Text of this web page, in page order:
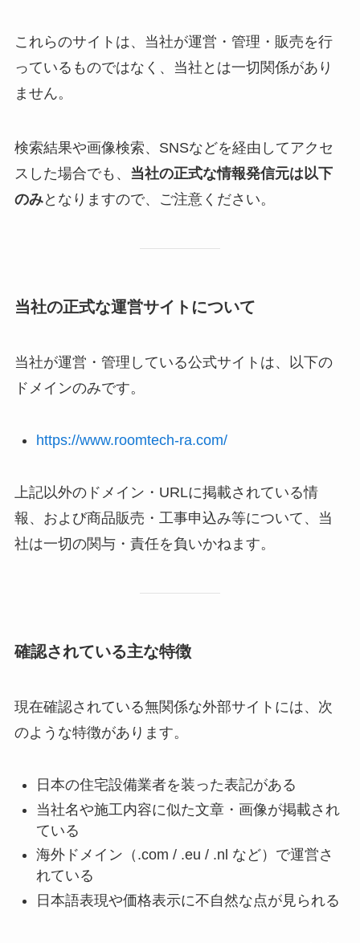
これらのサイトは、当社が運営・管理・販売を行
っているものではなく、当社とは一切関係があり
ません。
検索結果や画像検索、SNSなどを経由してアクセ
スした場合でも、 当社の正式な情報発信元は以下
のみとなりますので、ご注意ください。
当社の正式な運営サイトについて
当社が運営・管理している公式サイトは、以下の
ドメインのみです。
https://www.roomtech-ra.com/
上記以外のドメイン・URLに掲載されている情
報、および商品販売・工事申込み等について、当
社は一切の関与・責任を負いかねます。
確認されている主な特徴
現在確認されている無関係な外部サイトには、次
のような特徴があります。
日本の住宅設備業者を装った表記がある
当社名や施工内容に似た文章・画像が掲載され
ている
海外ドメイン（.com / .eu / .nl など）で運営さ
れている
日本語表現や価格表示に不自然な点が見られる